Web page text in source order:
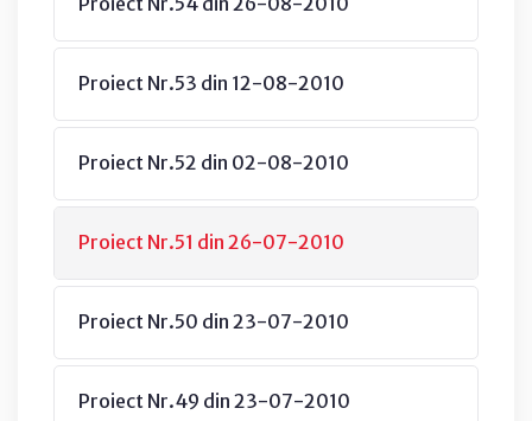
Proiect Nr.53 din 12-08-2010
Proiect Nr.52 din 02-08-2010
Proiect Nr.51 din 26-07-2010
Proiect Nr.50 din 23-07-2010
Proiect Nr.49 din 23-07-2010